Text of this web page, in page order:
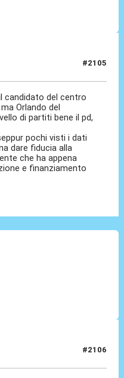
#2105
candidato del centro
Orlando del
di partiti bene il pd,
pochi visti i dati
dare fiducia alla
che ha appena
e finanziamento
#2106